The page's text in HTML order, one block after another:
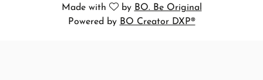
Made with
by BO. Be Original
Powered by BO Creator DXP®